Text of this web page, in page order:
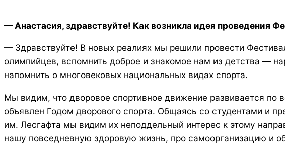
— Анастасия, здравствуйте! Как возникла идея проведения
— Здравствуйте! В новых реалиях мы решили провести
олимпийцев, вспомнить доброе и знакомое нам из детства —
напомнить о многовековых национальных видах спорта.
Мы видим, что дворовое спортивное движение развивается
объявлен Годом дворового спорта. Общаясь со студентами и
им. Лесгафта мы видим их неподдельный интерес к этому
нашу повседневную здоровую жизнь, про самоорганизацию и